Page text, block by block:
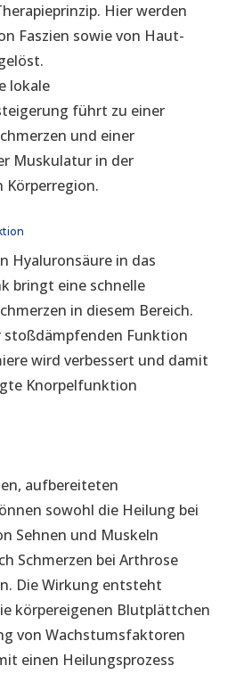
Hier werden
Faszien sowie von Haut-
lokale
führt zu einer
und einer
Muskulatur in der
Körperregion.
Hyaluronsäure in das
bringt eine schnelle
in diesem Bereich.
stoßdämpfenden Funktion
wird verbessert und damit
Knorpelfunktion
aufbereiteten
sowohl die Heilung bei
Sehnen und Muskeln
Schmerzen bei Arthrose
Die Wirkung entsteht
körpereigenen Blutplättchen
von Wachstumsfaktoren
einen Heilungsprozess